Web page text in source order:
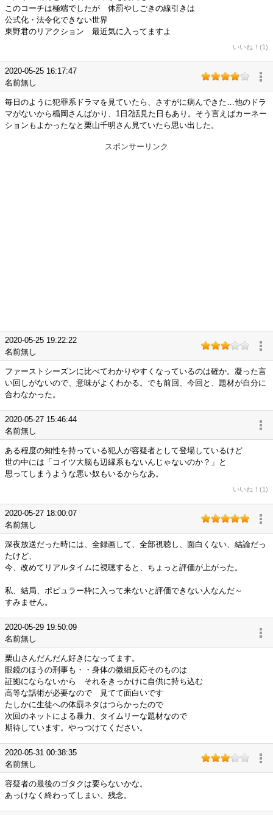
このコーチは極端でしたが 体罰やしごきの線引きは
公式化・法令化できない世界
東野君のリアクション 最近気に入ってますよ
いいね！(1)
2020-05-25 16:17:47
名前無し
毎日のように犯罪系ドラマを見ていたら、さすがに病んできた…他のドラ
マがないから楯岡さんばかり、1日2話見た日もあり。そう言えばカーネー
ションもよかったなと栗山千明さん見ていたら思い出した。
スポンサーリンク
2020-05-25 19:22:22
名前無し
ファーストシーズンに比べてわかりやすくなっているのは確か。凝った言
い回しがないので、意味がよくわかる。でも前回、今回と、題材が自分に
合わなかった。
2020-05-27 15:46:44
名前無し
ある程度の知性を持っている犯人が容疑者として登場しているけど
世の中には「コイツ大脳も辺縁系もないんじゃないのか？」と
思ってしまうような悪い奴もいるからなあ。
いいね！(1)
2020-05-27 18:00:07
名前無し
深夜放送だった時には、全録画して、全部視聴し、面白くない、結論だっ
たけど、
今、改めてリアルタイムに視聴すると、ちょっと評価が上がった。
私、結局、ポピュラー枠に入って来ないと評価できない人なんだ～
すみません。
2020-05-29 19:50:09
名前無し
栗山さんだんだん好きになってます。
眼鏡のほうの刑事も・・身体の微細反応そのものは
証拠にならないから それをきっかけに自供に持ち込む
高等な話術が必要なので 見てて面白いです
たしかに生徒への体罰ネタはつらかったので
次回のネットによる暴力、タイムリーな題材なので
期待しています。やっつけてください。
2020-05-31 00:38:35
名前無し
容疑者の最後のゴタクは要らないかな。
あっけなく終わってしまい、残念。